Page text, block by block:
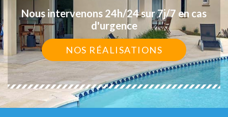
Nous intervenons 24h/24 sur 7j/7 en cas
d'urgence
NOS RÉALISATIONS